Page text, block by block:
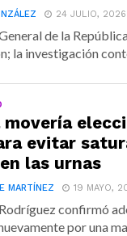
24 JULIO, 2026
de la
la investigación
movería
evitar
las urnas
MARTÍNEZ 19 MAYO,
confirmó
por una